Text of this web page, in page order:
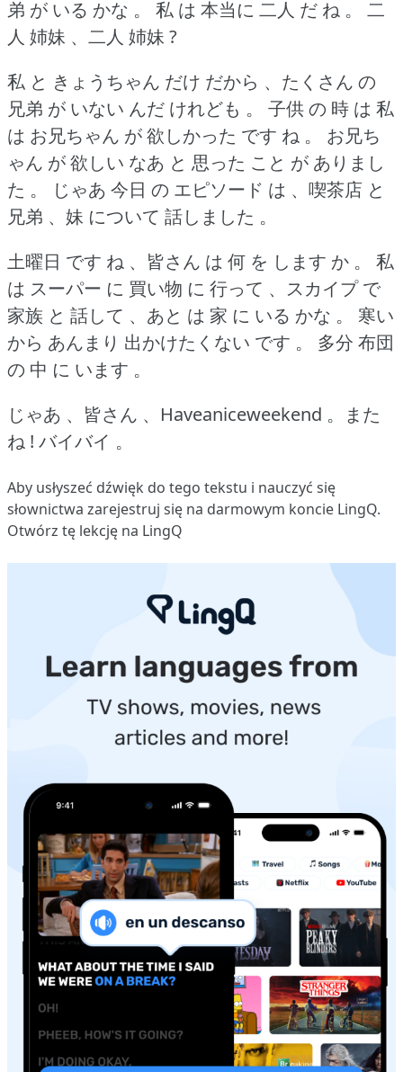
弟 が いる かな 。
私 は 本当に 二人 だ ね 。
二
人 姉妹 、二人 姉妹 ?
私 と きょうちゃん だけ だから 、たくさん の
兄弟 が いない んだ けれども 。
子供 の 時 は 私
は お兄ちゃん が 欲しかった です ね 。
お兄ち
ゃん が 欲しい なあ と 思った こと が ありまし
た 。
じゃあ 今日 の エピソード は 、喫茶店 と
兄弟 、妹 について 話しました 。
土曜日 です ね 、皆さん は 何 を します か 。
私
は スーパー に 買い物 に 行って 、スカイプ で
家族 と 話して 、あと は 家 に いる かな 。
寒い
から あんまり 出かけたくない です 。
多分 布団
の 中 に います 。
じゃあ 、皆さん 、Haveaniceweekend 。また
ね ! バイバイ 。
Aby usłyszeć dźwięk do tego tekstu i nauczyć się
słownictwa zarejestruj się na darmowym koncie LingQ.
Otwórz tę lekcję na LingQ